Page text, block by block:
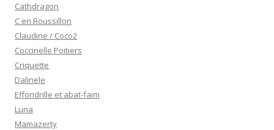
Cathdragon
C en Roussillon
Claudine / Coco2
Coccinelle Poitiers
Criquette
Dalinele
Effondrille et abat-faim
Luna
Mamazerty